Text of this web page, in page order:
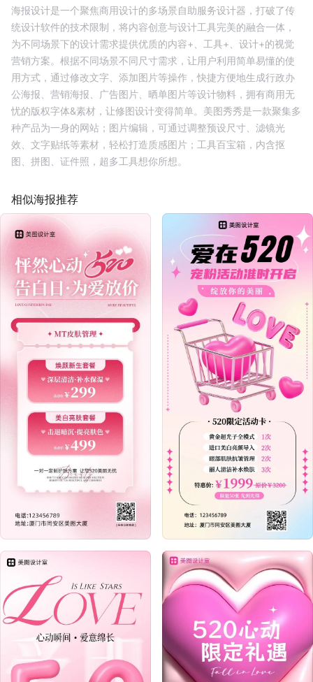
海报设计是一个聚焦商用设计的多场景自助服务设计器，打破了传
统设计软件的技术限制，将内容创意与设计工具完美的融合一体，
为不同场景下的设计需求提供优质的内容+、工具+、设计+的视觉
营销方案。根据不同场景不同尺寸需求，让用户利用简单易懂的使
用方式，通过修改文字、添加图片等操作，快捷方便地生成行政办
公海报、营销海报、广告图片、晒单图片等设计物料，拥有商用无
忧的版权字体&素材，让修图设计变得简单。美图秀秀是一款聚集多
种产品为一身的网站；图片编辑，可通过调整预设尺寸、滤镜光
效、文字贴纸等素材，轻松打造质感图片；工具百宝箱，内含抠
图、拼图、证件照，超多工具想你所想。
相似海报推荐